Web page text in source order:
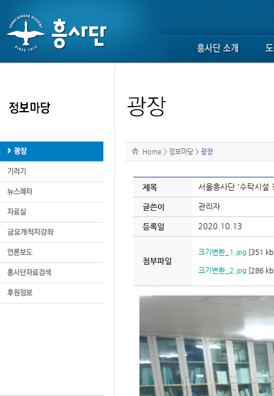
Home > 정보마당 > 광장
제목 서울흥사단 '수탁시설
글쓴이 관리자
등록일 2020.10.13
첨부파일
크기변환_1.jpg[351
크기변환_2.jpg[286